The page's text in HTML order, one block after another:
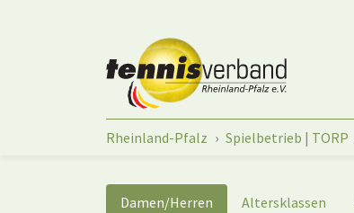
Sie sind hier:
Rheinland-Pfalz Spielbetrieb | TORP
Damen/Herren Altersklassen